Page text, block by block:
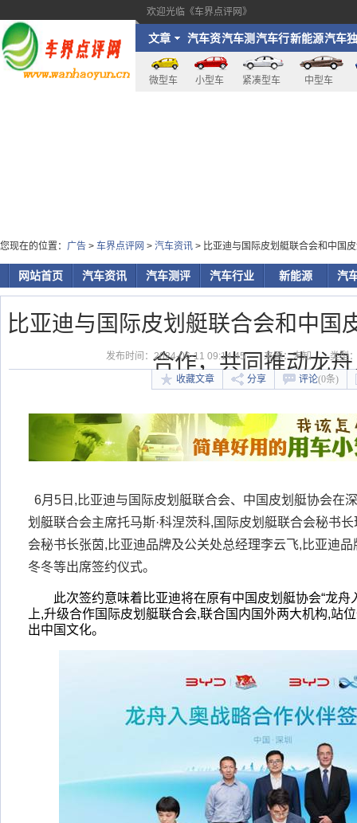
欢迎光临《车界点评网》
文章 汽车资
讯
汽车测
评
汽车行
业
新能源汽车独
家
微型车 小型车 紧凑型车 中型车
您现在的位置： 广告 > 车界点评网 > 汽车资讯 > 比亚迪与国际皮划艇联合会和中国
网站首页 汽车资讯 汽车测评 汽车行业 新能源 汽
比亚迪与国际皮划艇联合会和中国
合作，共同推动龙
发布时间：2024-06-11 09:14:45 来源：未知 类型
收藏文章 分享 评论(0条)
6月5日,比亚迪与国际皮划艇联合会、中国皮划艇协会在
划艇联合会主席托马斯·科涅茨科,国际皮划艇联合会秘书
会秘书长张茵,比亚迪品牌及公关处总经理李云飞,比亚迪
冬冬等出席签约仪式。
此次签约意味着比亚迪将在原有中国皮划艇协会“龙舟
上,升级合作国际皮划艇联合会,联合国内国外两大机构,站
出中国文化。